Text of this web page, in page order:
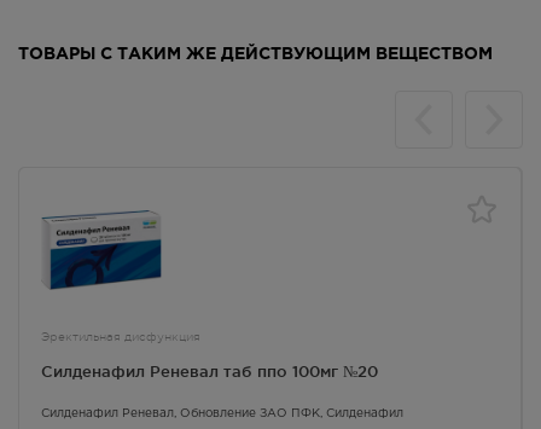
ТОВАРЫ С ТАКИМ ЖЕ ДЕЙСТВУЮЩИМ ВЕЩЕСТВОМ
Эректильная дисфункция
Силденафил Реневал таб ппо 100мг №20
Силденафил Реневал , Обновление ЗАО ПФК, Силденафил